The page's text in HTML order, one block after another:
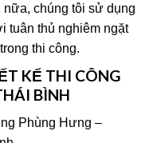
chúng tôi sử dụng
tuân thủ nghiêm ngặt
thi công.
KẾ THI CÔNG
BÌNH
Phùng Hưng –